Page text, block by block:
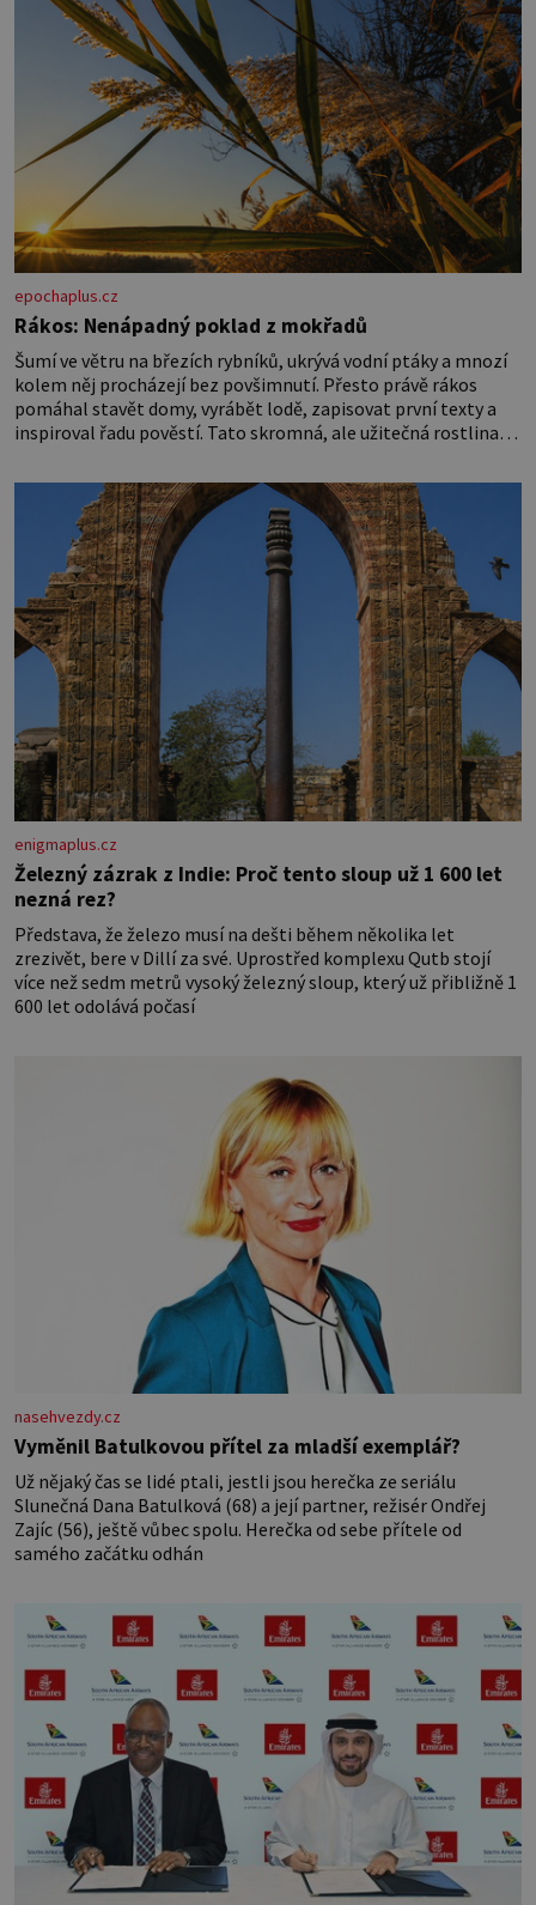
epochaplus.cz
Rákos: Nenápadný poklad z mokřadů
Šumí ve větru na březích rybníků, ukrývá vodní ptáky a mnozí
kolem něj procházejí bez povšimnutí. Přesto právě rákos
pomáhal stavět domy, vyrábět lodě, zapisovat první texty a
inspiroval řadu pověstí. Tato skromná, ale užitečná rostlina
obyčejnou kulisu letního koupání. Stačí se však podívat
enigmaplus.cz
Železný zázrak z Indie: Proč tento sloup už 1 600 let
nezná rez?
Představa, že železo musí na dešti během několika let
zrezivět, bere v Dillí za své. Uprostřed komplexu Qutb stojí
více než sedm metrů vysoký železný sloup, který už přibližně 1
600 let odolává počasí
nasehvezdy.cz
Vyměnil Batulkovou přítel za mladší exemplář?
Už nějaký čas se lidé ptali, jestli jsou herečka ze seriálu
Slunečná Dana Batulková (68) a její partner, režisér Ondřej
Zajíc (56), ještě vůbec spolu. Herečka od sebe přítele od
samého začátku odhán